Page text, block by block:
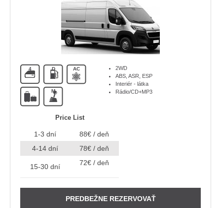
4 D AC
M
2WD
ABS, ASR, ESP
Interiér - látka
Rádio/CD+MP3
Price List
1-3 dní
88€ / deň
4-14 dní
78€ / deň
15-30 dní 72€ / deň
PREDBEŽNE REZERVOVAŤ